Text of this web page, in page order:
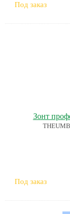
Под заказ
Зонт
Под заказ